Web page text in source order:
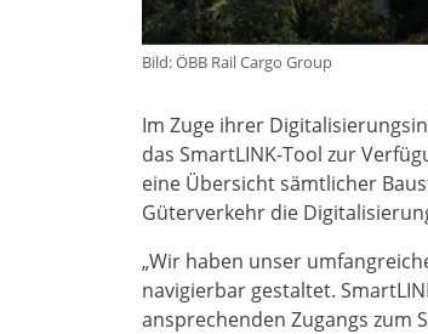
Bild: ÖBB Rail Cargo Group
Im Zuge ihrer
das SmartLINK-Tool zur
eine Übersicht sämtlicher
Güterverkehr die
„Wir haben unser
navigierbar gestaltet.
ansprechenden Zugangs zum